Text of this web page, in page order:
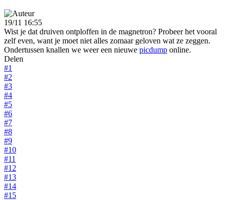
19/11 16:55
Wist je dat druiven ontploffen in de magnetron? Probeer het vooral
zelf even, want je moet niet alles zomaar geloven wat ze zeggen.
Ondertussen knallen we weer een nieuwe picdump online.
Delen
#1
#2
#3
#4
#5
#6
#7
#8
#9
#10
#11
#12
#13
#14
#15